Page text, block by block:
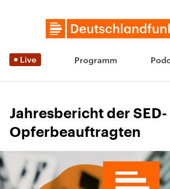
Live Programm
Jahresbericht der SED-
Opferbeauftragten